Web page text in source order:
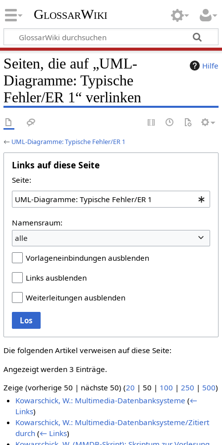
GlossarWiki
Hilfe
Seiten, die auf „UML-
Diagramme: Typische
Fehler/ER 1“ verlinken
← UML-Diagramme: Typische Fehler/ER 1
Links auf diese Seite
Seite:
Namensraum:
alle
Vorlageneinbindungen ausblenden
Links ausblenden
Weiterleitungen ausblenden
Los
Die folgenden Artikel verweisen auf diese Seite:
Angezeigt werden 3 Einträge.
Zeige (vorherige 50 | nächste 50) (20 | 50 | 100 | 250 | 500)
Kowarschick, W.: Multimedia-Datenbanksysteme (←
Links)
Kowarschick, W.: Multimedia-Datenbanksysteme/Zitiert
durch (← Links)